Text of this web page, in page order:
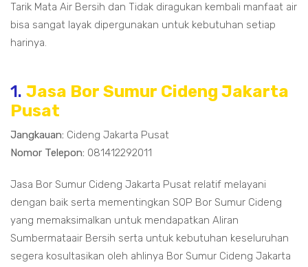
Tarik Mata Air Bersih dan Tidak diragukan kembali manfaat air
bisa sangat layak dipergunakan untuk kebutuhan setiap
harinya.
1. Jasa Bor Sumur Cideng Jakarta
Pusat
Jangkauan: Cideng Jakarta Pusat
Nomor Telepon: 081412292011
Jasa Bor Sumur Cideng Jakarta Pusat relatif melayani
dengan baik serta mementingkan SOP Bor Sumur Cideng
yang memaksimalkan untuk mendapatkan Aliran
Sumbermataair Bersih serta untuk kebutuhan keseluruhan
segera kosultasikan oleh ahlinya Bor Sumur Cideng Jakarta